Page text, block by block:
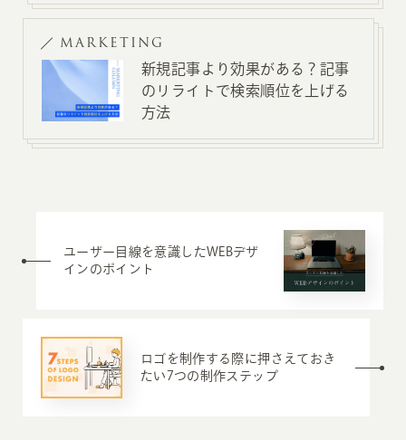
MARKETING
新規記事より効果がある？記事
のリライトで検索順位を上げる
方法
ユーザー目線を意識したWEBデザ
インのポイント
ロゴを制作する際に押さえておき
たい7つの制作ステップ